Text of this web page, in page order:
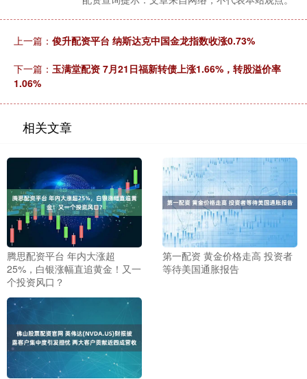
上一篇： 俊升配资平台 纳斯达克中国金龙指数收涨0.73%
下一篇： 玉满堂配资 7月21日福新转债上涨1.66%，转股溢价率
1.06%
相关文章
腾思配资平台 年内大涨超
25%，白银涨幅直追黄金！又一
个投资风口？
第一配资 黄金价格走高 投资者
等待美国通胀报告